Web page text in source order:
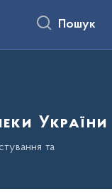
Пошук
України
та